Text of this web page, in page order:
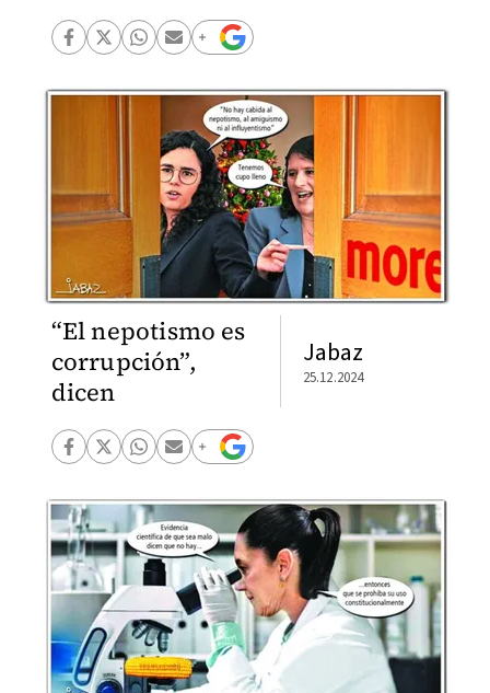
“El nepotismo es
corrupción”,
dicen
Jabaz
25.12.2024